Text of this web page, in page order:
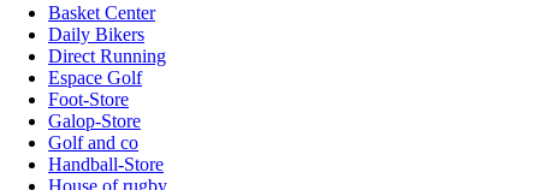
Basket Center
Daily Bikers
Direct Running
Espace Golf
Foot-Store
Galop-Store
Golf and co
Handball-Store
House of rugby